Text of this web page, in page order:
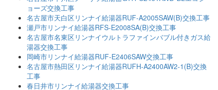
ョーズ交換工事
名古屋市天白区リンナイ給湯器RUF-A2005SAW(B)交換工事
瀬戸市リンナイ給湯器RFS-E2008SA(B)交換工事
名古屋市名東区リンナイウルトラファインバブル付きガス給
湯器交換工事
岡崎市リンナイ給湯器RUF-E2406SAW交換工事
名古屋市熱田区リンナイ給湯器RUFH-A2400AW2-1(B)交換
工事
春日井市リンナイ給湯器交換工事